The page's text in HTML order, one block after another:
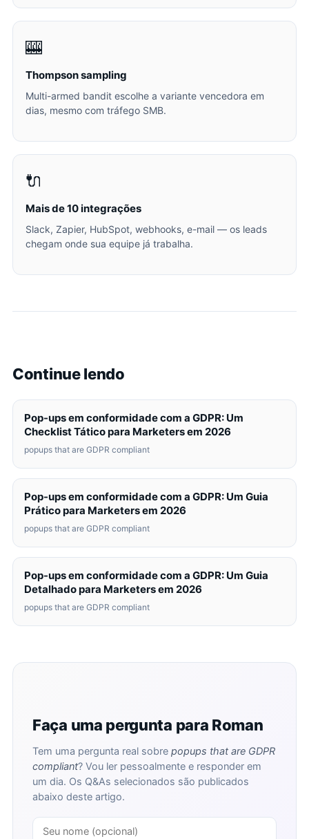
🎰
Thompson sampling
Multi-armed bandit escolhe a variante vencedora em
dias, mesmo com tráfego SMB.
🔌
Mais de 10 integrações
Slack, Zapier, HubSpot, webhooks, e-mail — os leads
chegam onde sua equipe já trabalha.
Continue lendo
Pop-ups em conformidade com a GDPR: Um
Checklist Tático para Marketers em 2026
popups that are GDPR compliant
Pop-ups em conformidade com a GDPR: Um Guia
Prático para Marketers em 2026
popups that are GDPR compliant
Pop-ups em conformidade com a GDPR: Um Guia
Detalhado para Marketers em 2026
popups that are GDPR compliant
Faça uma pergunta para Roman
Tem uma pergunta real sobre popups that are GDPR
compliant? Vou ler pessoalmente e responder em
um dia. Os Q&As selecionados são publicados
abaixo deste artigo.